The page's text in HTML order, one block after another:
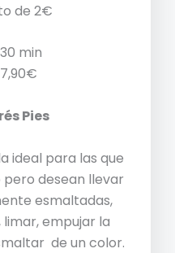
de 2€
min
Pies
ideal para las que
desean llevar
esmaltadas,
empujar la
de un color.